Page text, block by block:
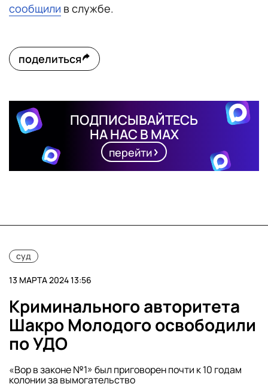
сообщили в службе.
поделиться
ПОДПИСЫВАЙТЕСЬ
НА НАС В MAX
перейти
суд
13 МАРТА 2024 13:56
Криминального авторитета
Шакро Молодого освободили
по УДО
«Вор в законе №1» был приговорен почти к 10 годам
колонии за вымогательство